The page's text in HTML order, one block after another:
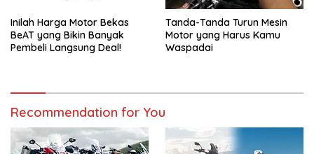
Inilah Harga Motor Bekas
BeAT yang Bikin Banyak
Pembeli Langsung Deal!
Tanda-Tanda Turun Mesin
Motor yang Harus Kamu
Waspadai
Recommendation for You